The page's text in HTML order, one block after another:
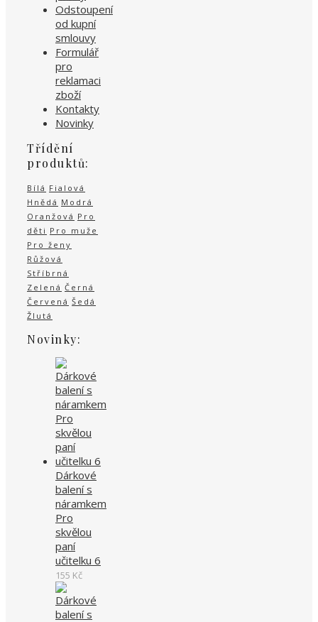
Odstoupení
od kupní
smlouvy
Formulář
pro
reklamaci
zboží
Kontakty
Novinky
Třídění
produktů:
Bílá Fialová
Hnědá Modrá
Oranžová Pro
děti Pro muže
Pro ženy
Růžová
Stříbrná
Zelená Černá
Červená Šedá
Žlutá
Novinky:
Dárkové
balení s
náramkem
Pro
skvělou
paní
učitelku 6
155 Kč